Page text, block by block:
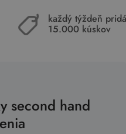
každý týždeň
15.000 kúskov
second hand